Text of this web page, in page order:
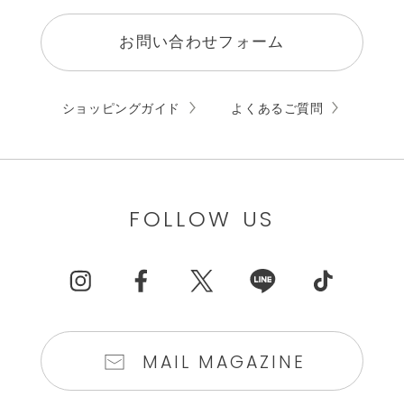
お問い合わせフォーム
ショッピングガイド よくあるご質問
FOLLOW US
MAIL MAGAZINE